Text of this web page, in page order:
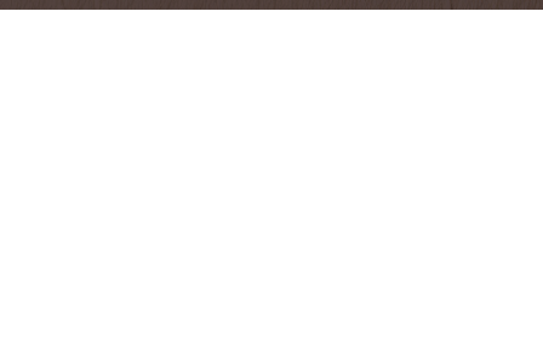
Vi kan selvfølgelig ordne spesielle kostholdsbehov om